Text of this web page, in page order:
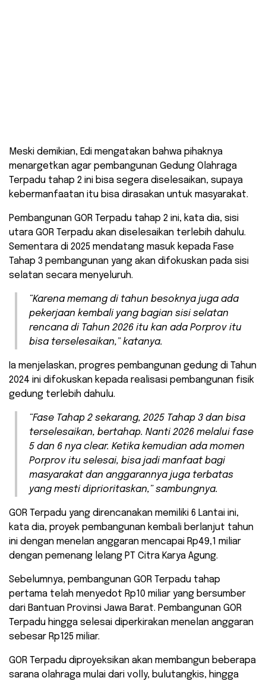
Meski demikian, Edi mengatakan bahwa pihaknya
menargetkan agar pembangunan Gedung Olahraga
Terpadu tahap 2 ini bisa segera diselesaikan, supaya
kebermanfaatan itu bisa dirasakan untuk masyarakat.
Pembangunan GOR Terpadu tahap 2 ini, kata dia, sisi
utara GOR Terpadu akan diselesaikan terlebih dahulu.
Sementara di 2025 mendatang masuk kepada Fase
Tahap 3 pembangunan yang akan difokuskan pada sisi
selatan secara menyeluruh.
“Karena memang di tahun besoknya juga ada
pekerjaan kembali yang bagian sisi selatan
rencana di Tahun 2026 itu kan ada Porprov itu
bisa terselesaikan,” katanya.
Ia menjelaskan, progres pembangunan gedung di Tahun
2024 ini difokuskan kepada realisasi pembangunan fisik
gedung terlebih dahulu.
“Fase Tahap 2 sekarang, 2025 Tahap 3 dan bisa
terselesaikan, bertahap. Nanti 2026 melalui fase
5 dan 6 nya clear. Ketika kemudian ada momen
Porprov itu selesai, bisa jadi manfaat bagi
masyarakat dan anggarannya juga terbatas
yang mesti diprioritaskan,” sambungnya.
GOR Terpadu yang direncanakan memiliki 6 Lantai ini,
kata dia, proyek pembangunan kembali berlanjut tahun
ini dengan menelan anggaran mencapai Rp49,1 miliar
dengan pemenang lelang PT Citra Karya Agung.
Sebelumnya, pembangunan GOR Terpadu tahap
pertama telah menyedot Rp10 miliar yang bersumber
dari Bantuan Provinsi Jawa Barat. Pembangunan GOR
Terpadu hingga selesai diperkirakan menelan anggaran
sebesar Rp125 miliar.
GOR Terpadu diproyeksikan akan membangun beberapa
sarana olahraga mulai dari volly, bulutangkis, hingga